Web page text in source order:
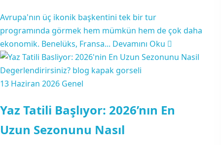
Avrupa'nın üç ikonik başkentini tek bir tur
programında görmek hem mümkün hem de çok daha
ekonomik. Benelüks, Fransa... Devamını Oku
13 Haziran 2026 Genel
Yaz Tatili Başlıyor: 2026’nın En
Uzun Sezonunu Nasıl